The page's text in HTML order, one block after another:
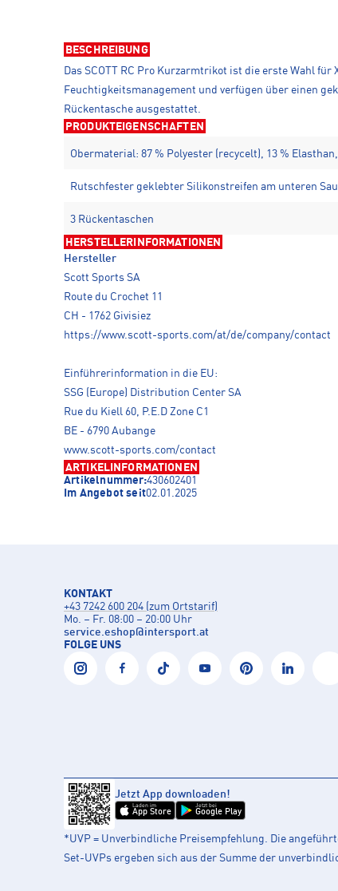
BESCHREIBUNG
Das SCOTT RC Pro Kurzarmtrikot ist die erste Wahl
Feuchtigkeitsmanagement und verfügen über einen
Rückentasche ausgestattet.
PRODUKTEIGENSCHAFTEN
Obermaterial: 87 % Polyester (recycelt), 13 %
Rutschfester geklebter Silikonstreifen am unteren
3 Rückentaschen
HERSTELLERINFORMATIONEN
Hersteller
Scott Sports SA
Route du Crochet 11
CH - 1762 Givisiez
https://www.scott-sports.com/at/de/company/contact
Einführerinformation in die EU:
SSG (Europe) Distribution Center SA
Rue du Kiell 60, P.E.D Zone C1
BE - 6790 Aubange
www.scott-sports.com/contact
ARTIKELINFORMATIONEN
Artikelnummer:430602401
Im Angebot seit02.01.2025
KONTAKT
+43 7242 600 204 (zum Ortstarif)
Mo. – Fr. 08:00 – 20:00 Uhr
service.eshop@intersport.at
FOLGE UNS
Jetzt App downloaden!
Laden im
App Store
Jetzt bei
Google Play
*UVP = Unverbindliche Preisempfehlung. Die
Set-UVPs ergeben sich aus der Summe der